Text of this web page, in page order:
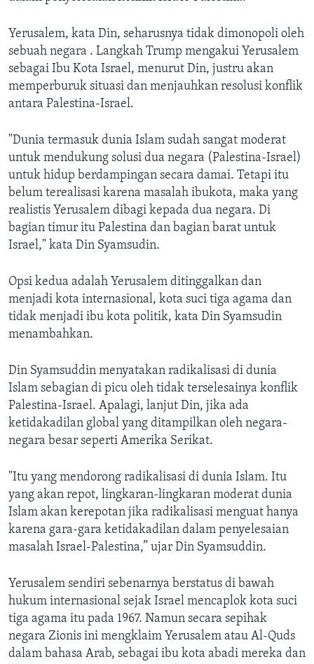
Yerusalem, kata Din, seharusnya tidak dimonopoli oleh
sebuah negara . Langkah Trump mengakui Yerusalem
sebagai Ibu Kota Israel, menurut Din, justru akan
memperburuk situasi dan menjauhkan resolusi konflik
antara Palestina-Israel.
"Dunia termasuk dunia Islam sudah sangat moderat
untuk mendukung solusi dua negara (Palestina-Israel)
untuk hidup berdampingan secara damai. Tetapi itu
belum terealisasi karena masalah ibukota, maka yang
realistis Yerusalem dibagi kepada dua negara. Di
bagian timur itu Palestina dan bagian barat untuk
Israel," kata Din Syamsudin.
Opsi kedua adalah Yerusalem ditinggalkan dan
menjadi kota internasional, kota suci tiga agama dan
tidak menjadi ibu kota politik, kata Din Syamsudin
menambahkan.
Din Syamsuddin menyatakan radikalisasi di dunia
Islam sebagian di picu oleh tidak terselesainya konflik
Palestina-Israel. Apalagi, lanjut Din, jika ada
ketidakadilan global yang ditampilkan oleh negara-
negara besar seperti Amerika Serikat.
"Itu yang mendorong radikalisasi di dunia Islam. Itu
yang akan repot, lingkaran-lingkaran moderat dunia
Islam akan kerepotan jika radikalisasi menguat hanya
karena gara-gara ketidakadilan dalam penyelesaian
masalah Israel-Palestina,” ujar Din Syamsuddin.
Yerusalem sendiri sebenarnya berstatus di bawah
hukum internasional sejak Israel mencaplok kota suci
tiga agama itu pada 1967. Namun secara sepihak
negara Zionis ini mengklaim Yerusalem atau Al-Quds
dalam bahasa Arab, sebagai ibu kota abadi mereka dan